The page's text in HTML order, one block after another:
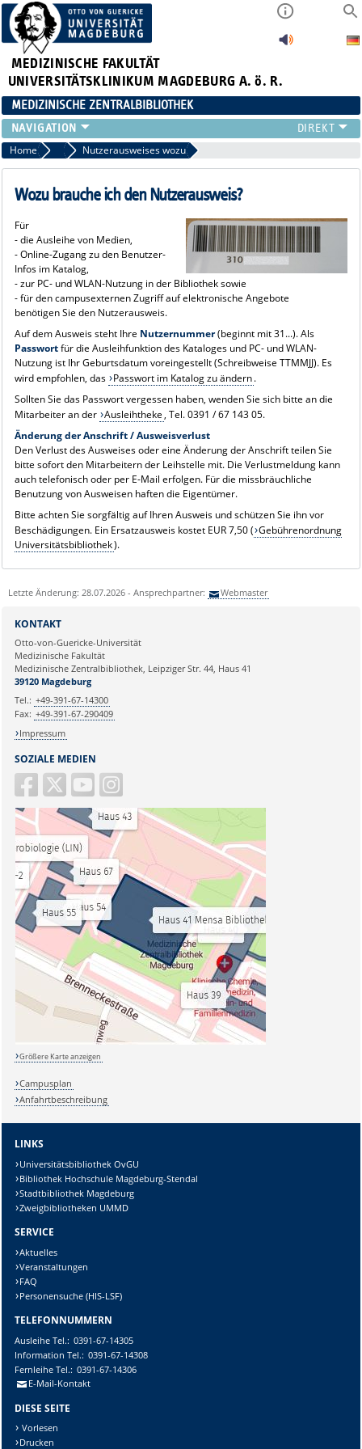
MEDIZINISCHE FAKULTÄT
UNIVERSITÄTSKLINIKUM MAGDEBURG A. ö. R.
MEDIZINISCHE ZENTRALBIBLIOTHEK
LITERATURSUCHE
SERVICE
INFORMATIONSKOMPETENZ
PUBLIZIEREN
NEU HIER?
SUCHE A-Z
Home Nutzerausweis
Nutzerausweises wozu
Wozu brauche ich den Nutzerausweis?
Für
- die Ausleihe von Medien,
- Online-Zugang zu den Benutzer-
Infos im Katalog,
- zur PC- und WLAN-Nutzung in der Bibliothek sowie
- für den campusexternen Zugriff auf elektronische Angebote
benötigen Sie den Nutzerausweis.
Auf dem Ausweis steht Ihre Nutzernummer(beginnt mit 31...). Als
Passwortfür die Ausleihfunktion des Kataloges und PC- und WLAN-
Nutzung ist Ihr Geburtsdatum voreingestellt (Schreibweise TTMMJJ). Es
wird empfohlen, das Passwort im Katalog zu ändern.
Sollten Sie das Passwort vergessen haben, wenden Sie sich bitte an die
Mitarbeiter an der Ausleihtheke, Tel. 0391 / 67 143 05.
Änderung der Anschrift / Ausweisverlust
Den Verlust des Ausweises oder eine Änderung der Anschrift teilen Sie
bitte sofort den Mitarbeitern der Leihstelle mit. Die Verlustmeldung kann
auch telefonisch oder per E-Mail erfolgen. Für die missbräuchliche
Benutzung von Ausweisen haften die Eigentümer.
Bitte achten Sie sorgfältig auf Ihren Ausweis und schützen Sie ihn vor
Beschädigungen. Ein Ersatzausweis kostet EUR 7,50 ( Gebührenordnung
Universitätsbibliothek).
Letzte Änderung: 28.07.2026 - Ansprechpartner: Webmaster
SOZIALE MEDIEN
KONTAKT
Otto-von-Guericke-Universität
Medizinische Fakultät
Medizinische Zentralbibliothek, Leipziger Str. 44, Haus 41
39120 Magdeburg
Tel.: +49-391-67-14300
Fax: +49-391-67-290409
Impressum
Größere Karte anzeigen
Campusplan
Anfahrtbeschreibung
LINKS
Universitätsbibliothek OvGU
Bibliothek Hochschule Magdeburg-Stendal
Stadtbibliothek Magdeburg
Zweigbibliotheken UMMD
SERVICE
Aktuelles
Veranstaltungen
FAQ
Personensuche (HIS-LSF)
TELEFONNUMMERN
AusleiheTel.: 0391-67-14305
Information Tel.: 0391-67-14308
FernleiheTel.: 0391-67-14306
E-Mail-Kontakt
DIESE SEITE
Vorlesen
Drucken